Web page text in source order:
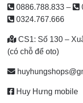
0886.788.833 –
0324.767.666
CS1: Số 130 –
(có chỗ để oto)
Huy Hưng mobile